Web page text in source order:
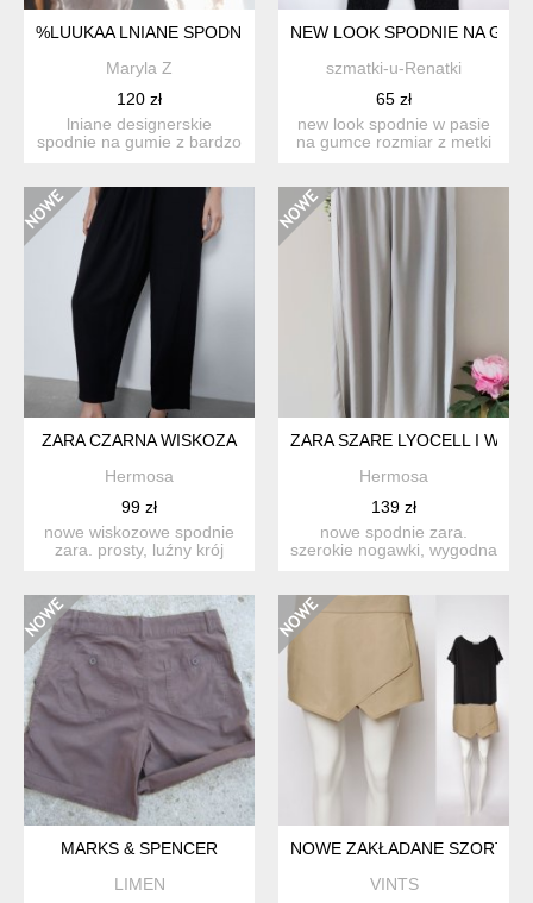
%LUUKAA LNIANE SPODNIE OVERSIZE Z SZEROKIMI
Maryla Z
120 zł
lniane designerskie
spodnie na gumie z bardzo
NEW LOOK SPODNIE NA
szmatki-u-Renatki
65 zł
new look spodnie w pasie
na gumce rozmiar z metki
ZARA CZARNA WISKOZA
Hermosa
99 zł
nowe wiskozowe spodnie
zara. prosty, luźny krój
ZARA SZARE LYOCELL I
Hermosa
139 zł
nowe spodnie zara.
szerokie nogawki, wygodna
MARKS & SPENCER
LIMEN
NOWE ZAKŁADANE SZORTY
VINTS